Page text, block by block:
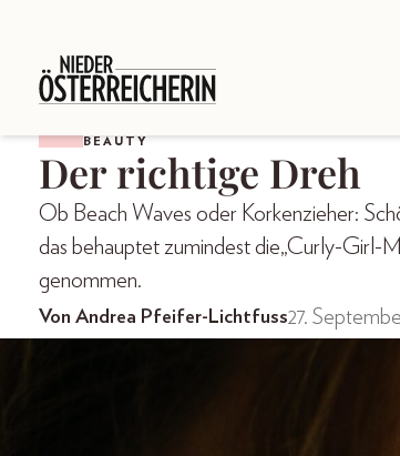
BEAUTY
Der richtige Dreh
Ob Beach Waves oder Korkenzieher:
das behauptet zumindest die„Curly-Girl-
genommen.
Von Andrea Pfeifer-Lichtfuss27.